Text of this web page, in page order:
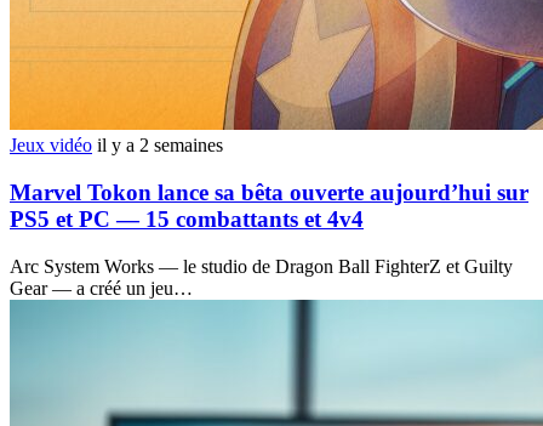
Jeux vidéo il y a 2 semaines
Marvel Tokon lance sa bêta ouverte aujourd’hui sur
PS5 et PC — 15 combattants et 4v4
Arc System Works — le studio de Dragon Ball FighterZ et Guilty
Gear — a créé un jeu…